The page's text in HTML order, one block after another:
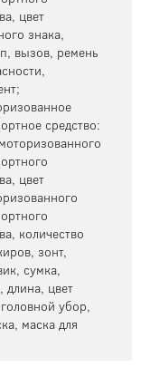
цвет
знака,
вызов, ремень
средство:
цвет
количество
зонт,
сумка,
длина, цвет
убор,
маска для